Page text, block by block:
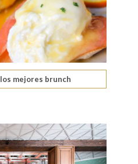
los mejores brunch